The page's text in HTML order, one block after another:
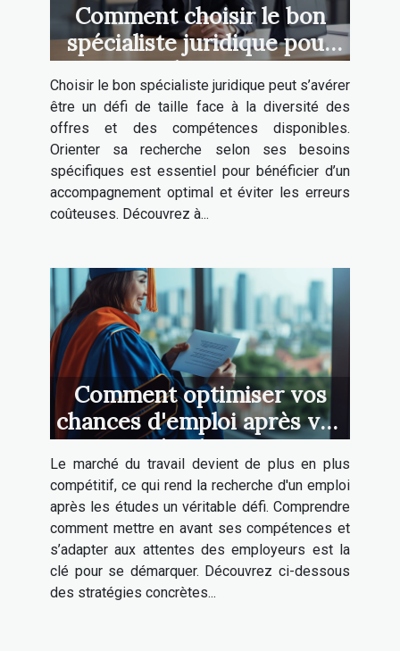
Comment choisir le bon
spécialiste juridique pour
vos besoins ?
Choisir le bon spécialiste juridique peut s’avérer
être un défi de taille face à la diversité des
offres et des compétences disponibles.
Orienter sa recherche selon ses besoins
spécifiques est essentiel pour bénéficier d’un
accompagnement optimal et éviter les erreurs
coûteuses. Découvrez à...
Comment optimiser vos
chances d'emploi après vos
études ?
Le marché du travail devient de plus en plus
compétitif, ce qui rend la recherche d'un emploi
après les études un véritable défi. Comprendre
comment mettre en avant ses compétences et
s’adapter aux attentes des employeurs est la
clé pour se démarquer. Découvrez ci-dessous
des stratégies concrètes...